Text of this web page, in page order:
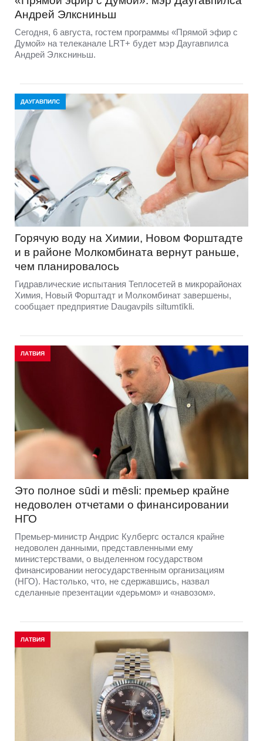
Андрей Элксниньш
Сегодня, 6 августа, гостем программы «Прямой эфир с
Думой» на телеканале LRT+ будет мэр Даугавпилса
Андрей Элксниньш.
ДАУГАВПИЛС
Горячую воду на Химии, Новом Форштадте
и в районе Молкомбината вернут раньше,
чем планировалось
Гидравлические испытания Теплосетей в микрорайонах
Химия, Новый Форштадт и Молкомбинат завершены,
сообщает предприятие Daugavpils siltumtīkli.
ЛАТВИЯ
Это полное sūdi и mēsli: премьер крайне
недоволен отчетами о финансировании
НГО
Премьер-министр Андрис Кулбергс остался крайне
недоволен данными, представленными ему
министерствами, о выделенном государством
финансировании негосударственным организациям
(НГО). Настолько, что, не сдержавшись, назвал
сделанные презентации «дерьмом» и «навозом».
ЛАТВИЯ